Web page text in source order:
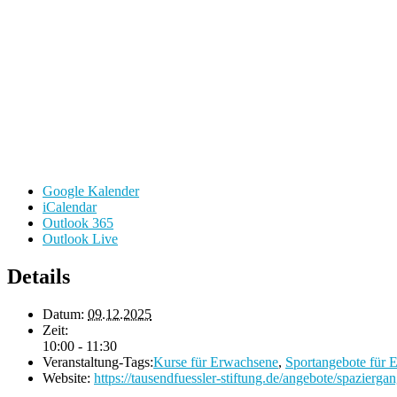
Google Kalender
iCalendar
Outlook 365
Outlook Live
Details
Datum: 09.12.2025
Zeit:
10:00 - 11:30
Veranstaltung-Tags:Kurse für Erwachsene, Sportangebote für
Website: https://tausendfuessler-stiftung.de/angebote/